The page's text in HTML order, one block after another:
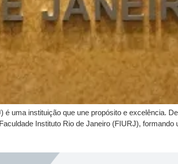
uma instituição que une propósito e excelência.
Instituto Rio de Janeiro (FIURJ),